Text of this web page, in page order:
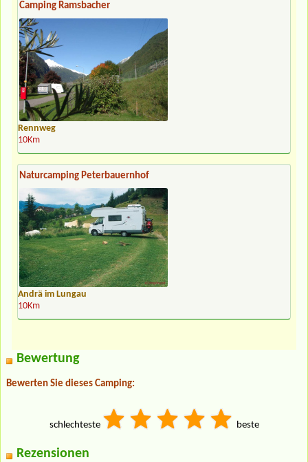
Camping Ramsbacher
Rennweg
10Km
Naturcamping Peterbauernhof
Andrä im Lungau
10Km
Bewertung
Bewerten Sie dieses Camping:
schlechteste beste
Rezensionen